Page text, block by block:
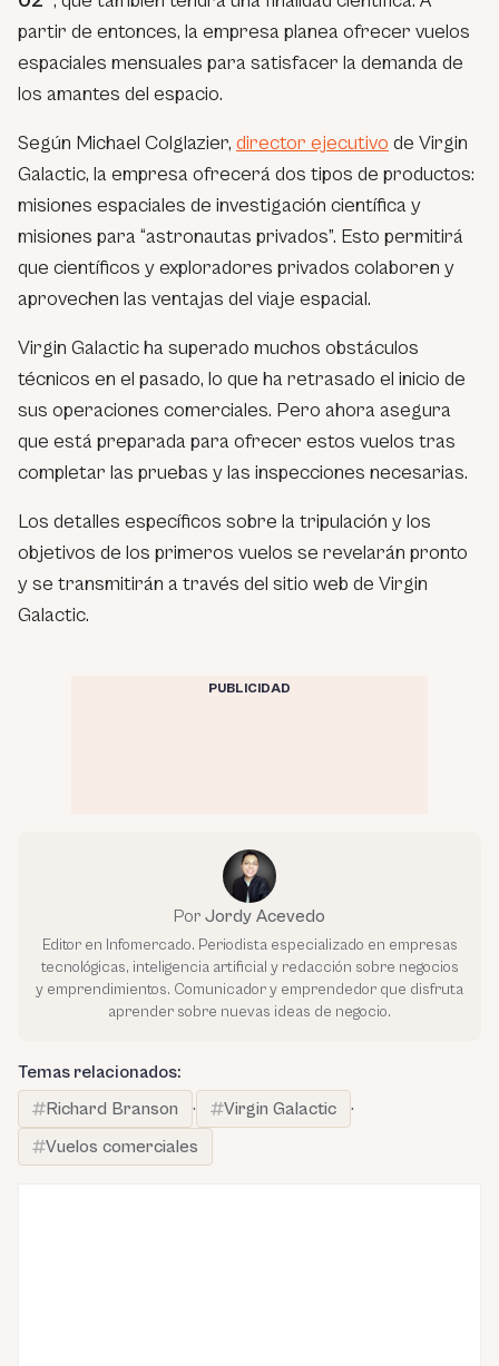
partir de entonces, la empresa planea ofrecer vuelos
espaciales mensuales para satisfacer la demanda de
los amantes del espacio.
Según Michael Colglazier, director ejecutivo de Virgin
Galactic, la empresa ofrecerá dos tipos de productos:
misiones espaciales de investigación científica y
misiones para “astronautas privados”. Esto permitirá
que científicos y exploradores privados colaboren y
aprovechen las ventajas del viaje espacial.
Virgin Galactic ha superado muchos obstáculos
técnicos en el pasado, lo que ha retrasado el inicio de
sus operaciones comerciales. Pero ahora asegura
que está preparada para ofrecer estos vuelos tras
completar las pruebas y las inspecciones necesarias.
Los detalles específicos sobre la tripulación y los
objetivos de los primeros vuelos se revelarán pronto
y se transmitirán a través del sitio web de Virgin
Galactic.
PUBLICIDAD
Por Jordy Acevedo
Editor en Infomercado. Periodista especializado en empresas
tecnológicas, inteligencia artificial y redacción sobre negocios
y emprendimientos. Comunicador y emprendedor que disfruta
aprender sobre nuevas ideas de negocio.
Temas relacionados:
Richard Branson
· Virgin Galactic
·
Vuelos comerciales